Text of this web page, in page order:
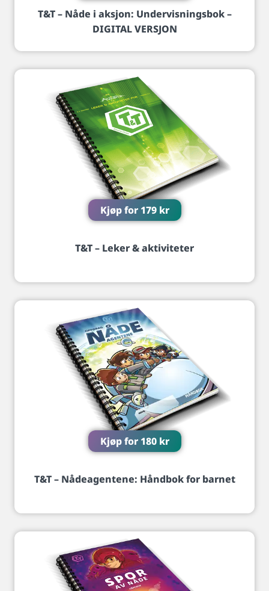
T&T – Nåde i aksjon: Undervisningsbok –
DIGITAL VERSJON
Kjøp for 179 kr
T&T – Leker & aktiviteter
Kjøp for 180 kr
T&T – Nådeagentene: Håndbok for barnet